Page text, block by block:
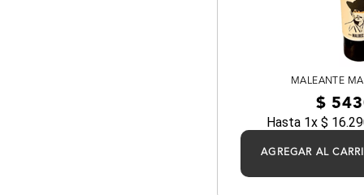
MALEANTE
$
Hasta 1x $ 16.
AGREGAR AL